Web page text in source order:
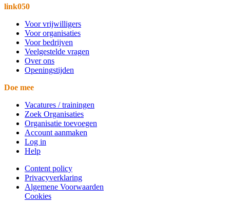
link050
Voor vrijwilligers
Voor organisaties
Voor bedrijven
Veelgestelde vragen
Over ons
Openingstijden
Doe mee
Vacatures / trainingen
Zoek Organisaties
Organisatie toevoegen
Account aanmaken
Log in
Help
Content policy
Privacyverklaring
Algemene Voorwaarden
Cookies